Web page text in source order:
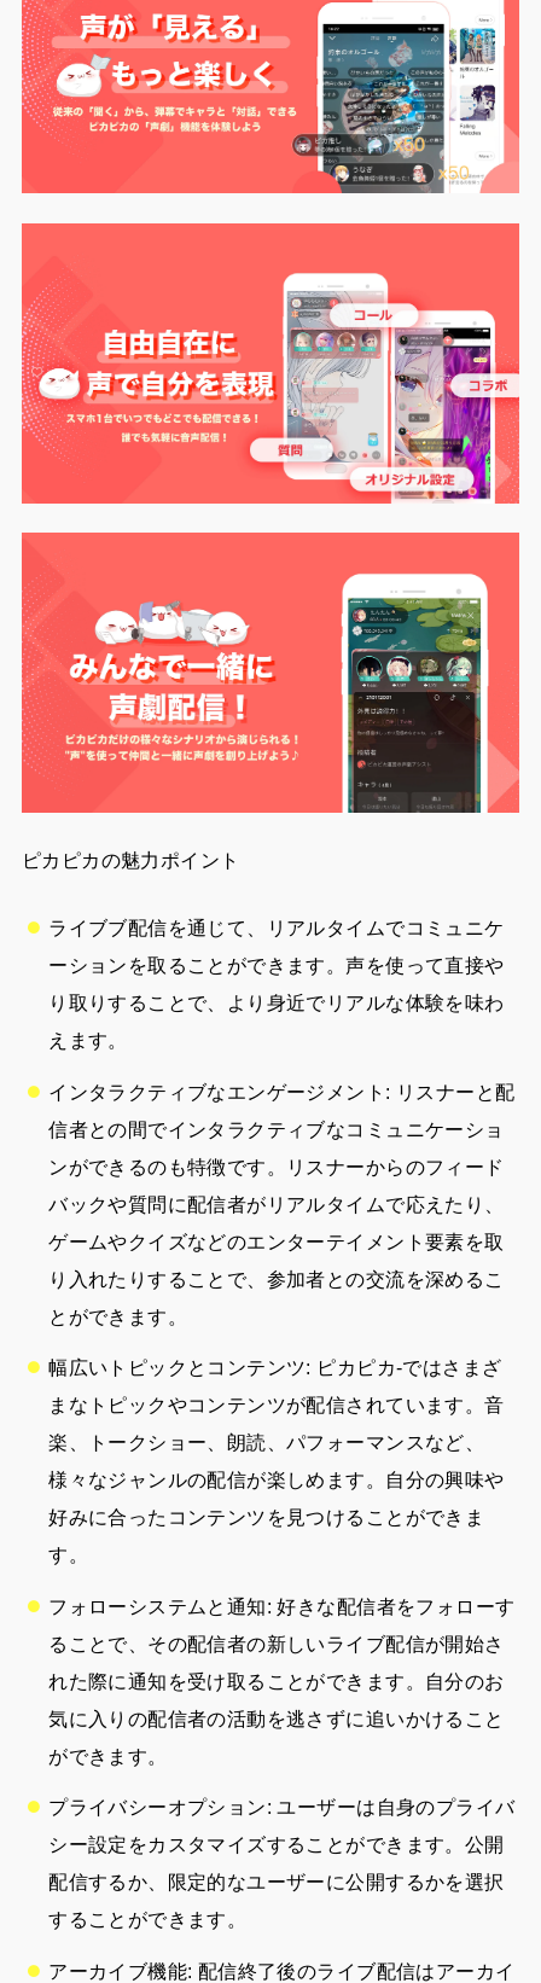
ピカピカの魅力ポイント
ライブブ配信を通じて、リアルタイムでコミュニケ
ーションを取ることができます。声を使って直接や
り取りすることで、より身近でリアルな体験を味わ
えます。
インタラクティブなエンゲージメント: リスナーと配
信者との間でインタラクティブなコミュニケーショ
ンができるのも特徴です。リスナーからのフィード
バックや質問に配信者がリアルタイムで応えたり、
ゲームやクイズなどのエンターテイメント要素を取
り入れたりすることで、参加者との交流を深めるこ
とができます。
幅広いトピックとコンテンツ: ピカピカ-ではさまざ
まなトピックやコンテンツが配信されています。音
楽、トークショー、朗読、パフォーマンスなど、
様々なジャンルの配信が楽しめます。自分の興味や
好みに合ったコンテンツを見つけることができま
す。
フォローシステムと通知: 好きな配信者をフォローす
ることで、その配信者の新しいライブ配信が開始さ
れた際に通知を受け取ることができます。自分のお
気に入りの配信者の活動を逃さずに追いかけること
ができます。
プライバシーオプション: ユーザーは自身のプライバ
シー設定をカスタマイズすることができます。公開
配信するか、限定的なユーザーに公開するかを選択
することができます。
アーカイブ機能: 配信終了後のライブ配信はアーカイ